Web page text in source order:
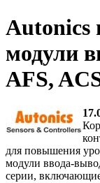
Autonics
модули
AFS,
для повышения
модули ввода-
серии,